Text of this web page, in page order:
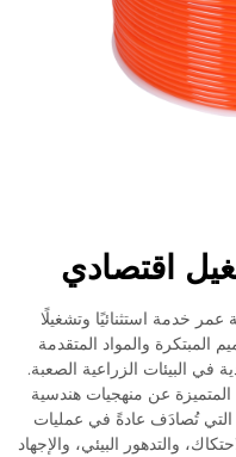
اقتصادي
عمر خدمة استثنائيًا وتشغيلًا
المبتكرة والمواد المتقدمة
في البيئات الزراعية الصعبة.
المتميزة عن منهجيات هندسية
التي تُصادَف عادةً في عمليات
والتدهور البيئي، والإجهاد